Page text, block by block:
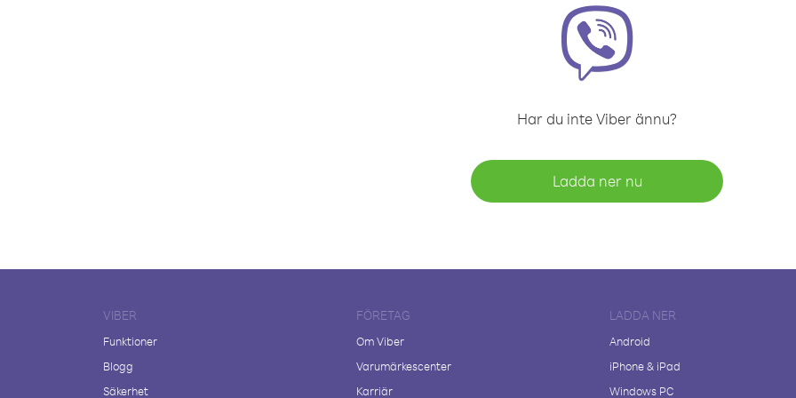
Har du inte Viber ännu?
Ladda ner nu
VIBER
Funktioner
Blogg
Säkerhet
FÖRETAG
Om Viber
Varumärkescenter
Karriär
LADDA NER
Android
iPhone & iPad
Windows PC